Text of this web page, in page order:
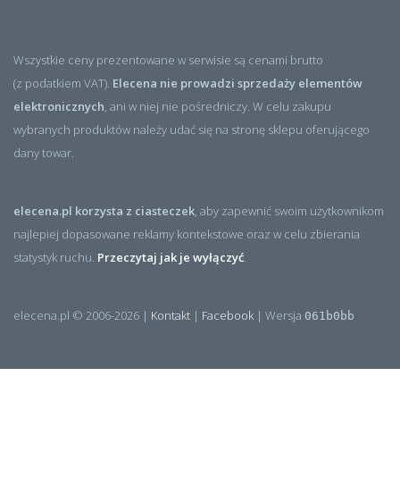
Wszystkie ceny prezentowane w serwisie są cenami brutto
(z podatkiem VAT). Elecena nie prowadzi sprzedaży elementów
elektronicznych, ani w niej nie pośredniczy. W celu zakupu
wybranych produktów należy udać się na stronę sklepu oferującego
dany towar.
elecena.pl korzysta z ciasteczek, aby zapewnić swoim użytkownikom
najlepiej dopasowane reklamy kontekstowe oraz w celu zbierania
statystyk ruchu. Przeczytaj jak je wyłączyć.
elecena.pl © 2006-2026 | Kontakt | Facebook | Wersja 061b0bb